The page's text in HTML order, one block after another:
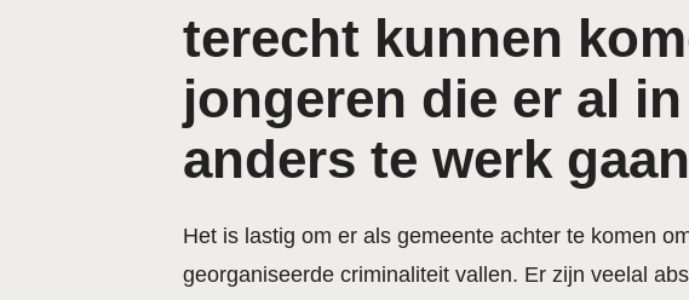
terecht kunnen
jongeren die er al
anders te werk
Het is lastig om er als gemeente achter te komen
georganiseerde criminaliteit vallen. Er zijn veelal